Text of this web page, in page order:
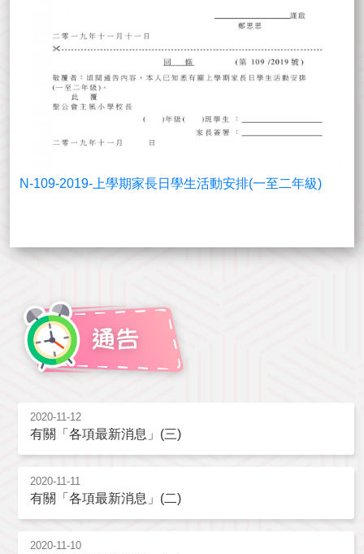
N-109-2019-上學期家長日學生活動安排(一至二年級)
2020-11-12
有關「各項最新消息」(三)
2020-11-11
有關「各項最新消息」(二)
2020-11-10